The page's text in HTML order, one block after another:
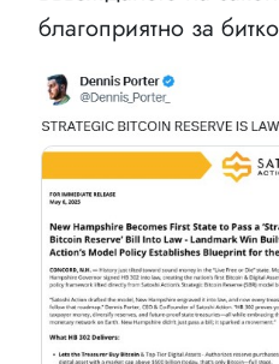
благоприятно за